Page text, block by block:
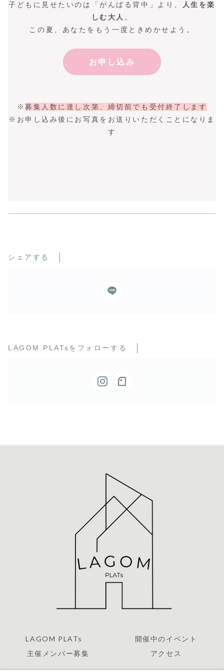
子どもに見せたいのは「がんばる背中」より、
人生を楽
しむ大人 。
この夏、あなたをもう一度ときめかせよう。
お申し込み
※募集人数に達し次第、締切前でも受付終了します
※お申し込み後にお写真をお送りいただくことになりま
す
シェアする
LAGOM PLATsをフォローする
LAGOM PLATs
開催中のイベント
主催メンバー募集
アクセス